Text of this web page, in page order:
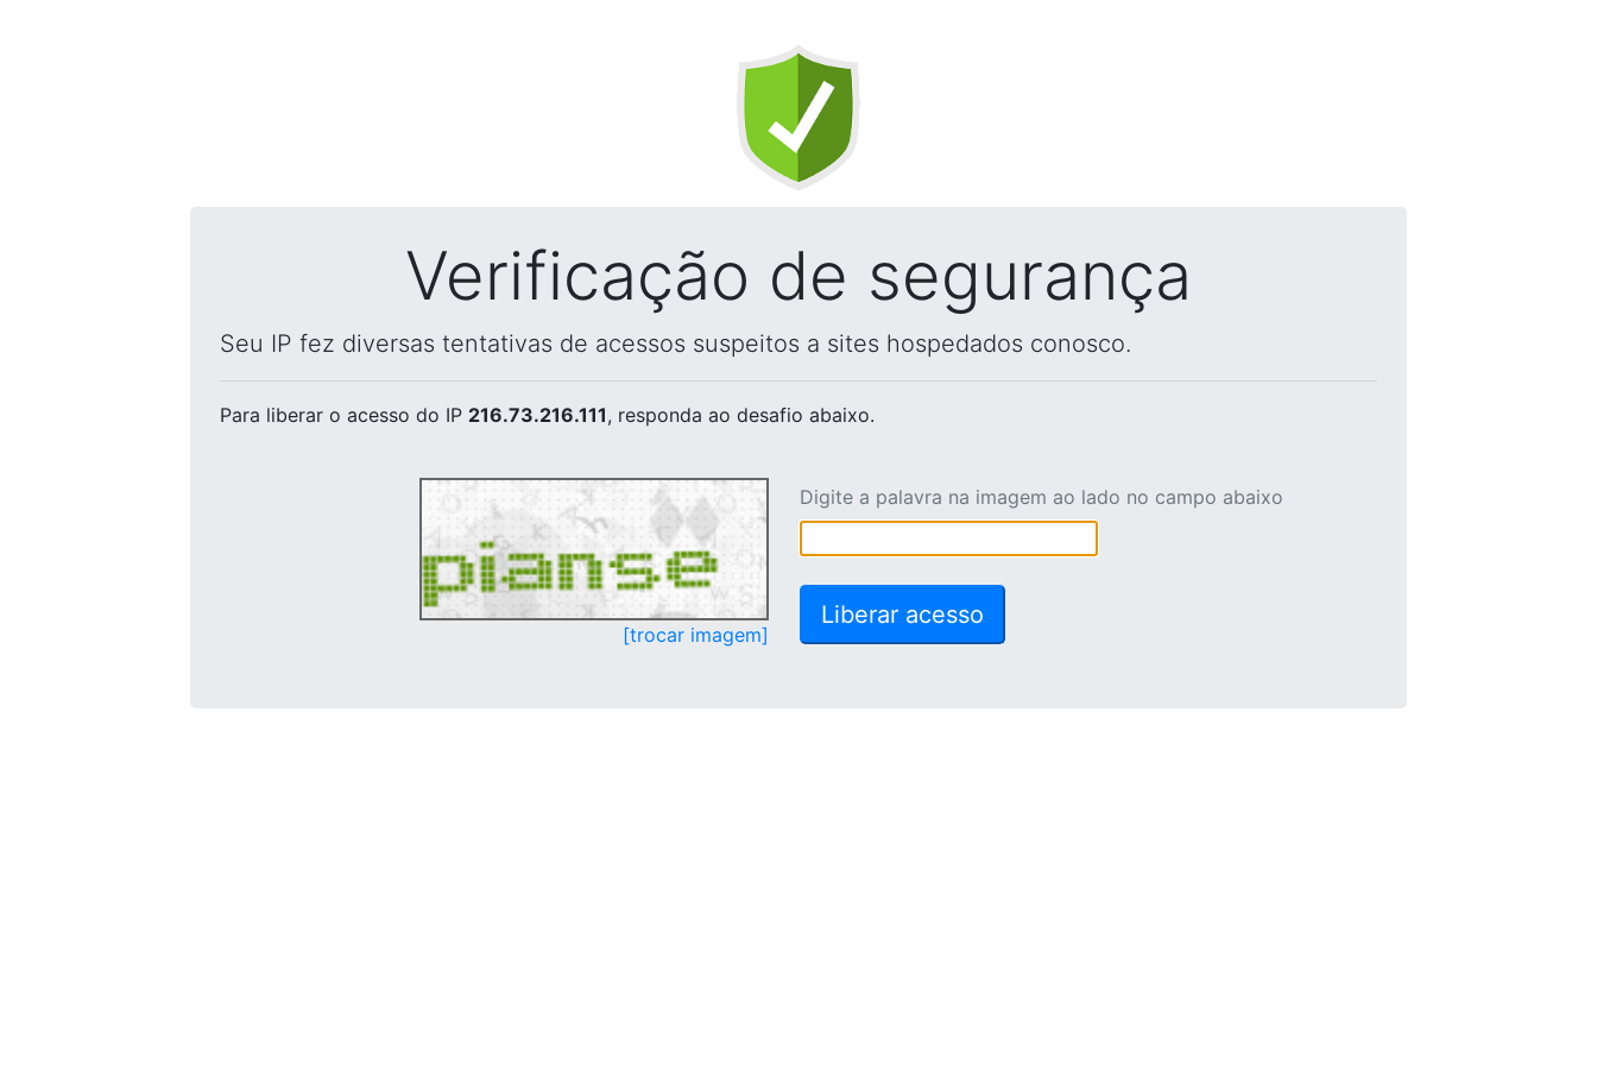
Verificação de segurança
Seu IP fez diversas tentativas de acessos suspeitos a sites hospedados conosco.
Para liberar o acesso do IP 216.73.216.111, responda ao desafio abaixo.
[trocar imagem]
Digite a palavra na imagem ao lado no campo abaixo